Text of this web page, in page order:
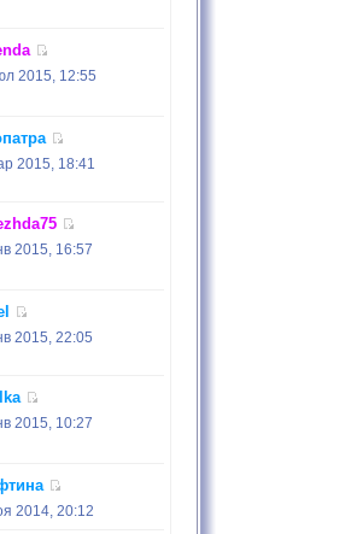
2015, 12:55
2015, 18:41
2015, 16:57
2015, 22:05
2015, 10:27
2014, 20:12